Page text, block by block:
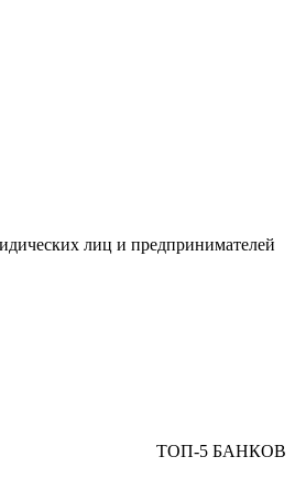
лиц и предпринимателей
ТОП-5 БАНКОВ